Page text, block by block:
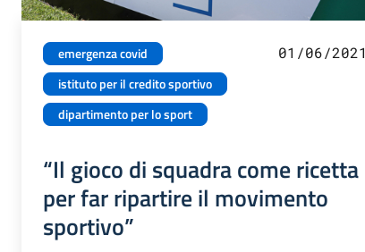
emergenza covid
istituto per il credito sportivo
dipartimento per lo sport
01/06/2021
“Il gioco di squadra come ricetta
per far ripartire il movimento
sportivo”